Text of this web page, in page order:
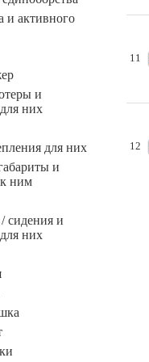
и активного
и
них
для них
и
к ним
сидения и
них
11
12